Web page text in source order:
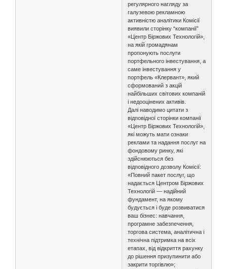
регулярного нагляду за
галузевою рекламною
активністю аналітики Комісії
виявили сторінку “компанії”
«Центр Біржових Технологій»,
на якій громадянам
пропонують послуги
портфельного інвестування, а
саме інвестування у
портфель «Клервант», який
сформований з акцій
найбільших світових компаній
і недооцінених активів.
Далі наводимо цитати з
відповідної сторінки компанії
«Центр Біржових Технологій»,
які можуть мати ознаки
реклами та надання послуг на
фондовому ринку, які
здійснюються без
відповідного дозволу Комісії:
«Повний пакет послуг, що
надається Центром Біржових
Технологій — надійний
фундамент, на якому
будується і буде розвиватися
ваш бізнес: навчання,
програмне забезпечення,
торгова система, аналітична і
технічна підтримка на всіх
етапах, від відкриття рахунку
до рішення призупинити або
закрити торгівлю»;